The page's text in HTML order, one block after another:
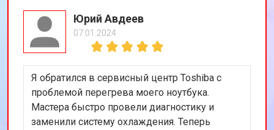
Юрий Авдеев
07.01.2024
Я обратился в сервисный центр Toshiba с
проблемой перегрева моего ноутбука.
Мастера быстро провели диагностику и
заменили систему охлаждения. Теперь